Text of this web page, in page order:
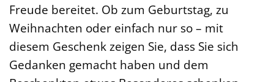
Freude bereitet. Ob zum Geburtstag, zu
Weihnachten oder einfach nur so – mit
diesem Geschenk zeigen Sie, dass Sie sich
Gedanken gemacht haben und dem